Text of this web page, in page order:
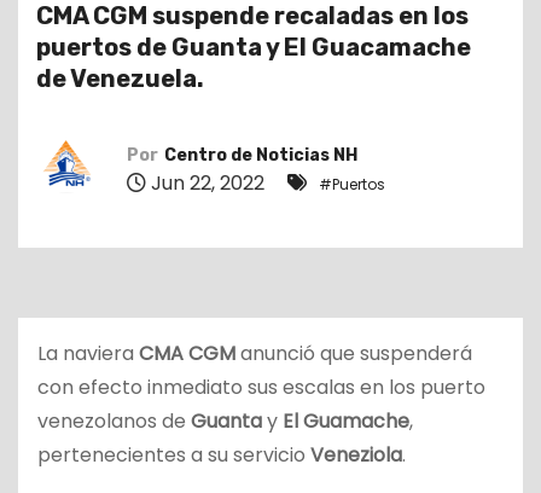
CMA CGM suspende recaladas en los
puertos de Guanta y El Guacamache
de Venezuela.
Por Centro de Noticias NH
Jun 22, 2022 #Puertos
La naviera CMA CGManunció que suspenderá
con efecto inmediato sus escalas en los puerto
venezolanos de Guantay El Guamache,
pertenecientes a su servicio Veneziola.